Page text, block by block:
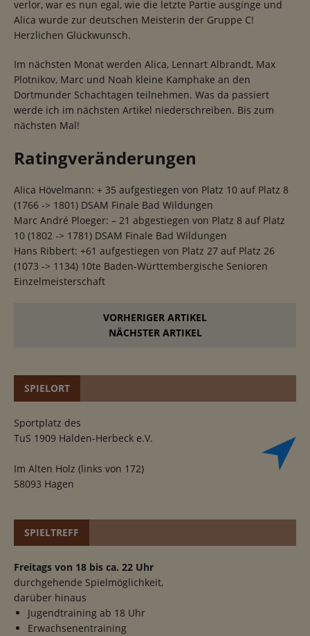
verlor, war es nun egal, wie die letzte Partie ausginge und
Alica wurde zur deutschen Meisterin der Gruppe C!
Herzlichen Glückwunsch.
Im nächsten Monat werden Alica, Lennart Albrandt, Max
Plotnikov, Marc und Noah kleine Kamphake an den
Dortmunder Schachtagen teilnehmen. Was da passiert
werde ich im nächsten Artikel niederschreiben. Bis zum
nächsten Mal!
Ratingveränderungen
Alica Hövelmann: + 35 aufgestiegen von Platz 10 auf Platz 8
(1766 -> 1801) DSAM Finale Bad Wildungen
Marc André Ploeger: – 21 abgestiegen von Platz 8 auf Platz
10 (1802 -> 1781) DSAM Finale Bad Wildungen
Hans Ribbert: +61 aufgestiegen von Platz 27 auf Platz 26
(1073 -> 1134) 10te Baden-Württembergische Senioren
Einzelmeisterschaft
VORHERIGER ARTIKEL
NÄCHSTER ARTIKEL
SPIELORT
Sportplatz des
TuS 1909 Halden-Herbeck e.V.
Im Alten Holz (links von 172)
58093 Hagen
SPIELTREFF
Freitags von 18 bis ca. 22 Uhr
durchgehende Spielmöglichkeit,
darüber hinaus
Jugendtraining ab 18 Uhr
Erwachsenentraining